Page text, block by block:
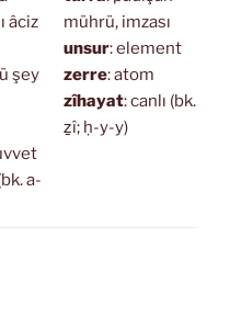
âciz
şey
a-
mührü, imzası
unsur: element
zerre: atom
zîhayat: canlı (bk.
ẕî; ḥ-y-y)